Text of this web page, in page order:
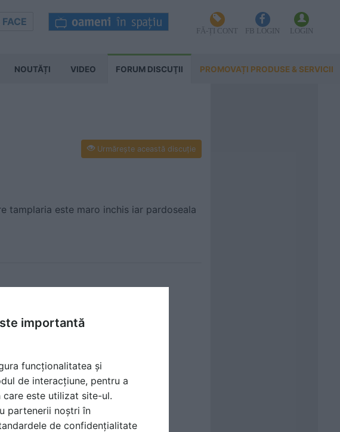
FĂ-ȚI CONT FB LOGIN LOGIN
NOUTĂȚI VIDEO FORUM DISCUŢII PROMOVAȚI PRODUSE & SERVICII
Urmăreşte această discuţie
tamplaria este maro inchis iar pardoseala
importantă
funcționalitatea și
de interacțiune, pentru a
este utilizat site-ul.
partenerii noștri în
de confidențialitate